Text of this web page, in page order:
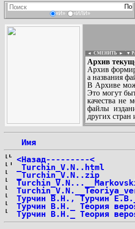
«И» «ИЛИ»
◄ СМЕНИТЬ ► ▼
Архив
Архив
а названия
В Архиве
Это могут
качества не
файлы
других стран
Имя
<Назад---------<
_Turchin_V.N..html
_Turchin_V.N..zip
Турчин В.Н., Турчин
Турчин В.Н._ Теория
Турчин В.Н._ Теория